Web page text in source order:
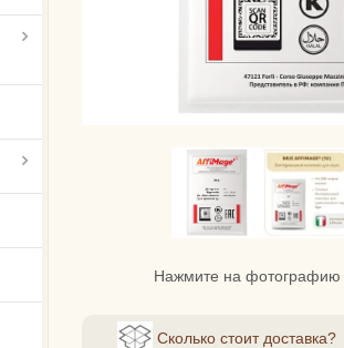
Нажмите на фотографию
Сколько стоит доставка?